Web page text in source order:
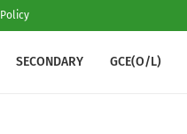
SECONDARY GCE(O/L)